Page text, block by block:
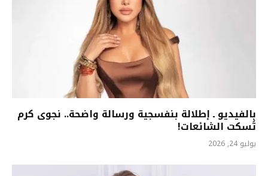
بالفيديو ـ إطلالة بنفسجية ورسالة واضحة.. نجوى كرم
تُسكت الشائعات!
يوليو 24, 2026